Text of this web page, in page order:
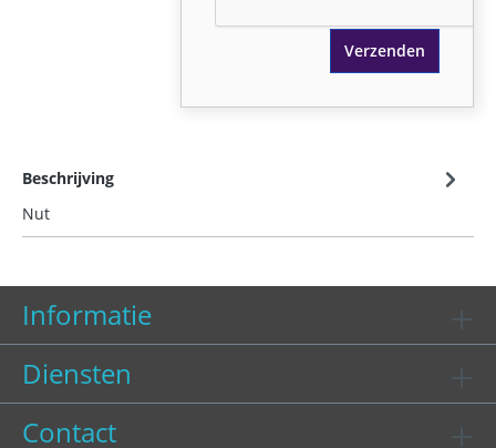
Verzenden
Beschrijving
Nut
Informatie
Diensten
Contact